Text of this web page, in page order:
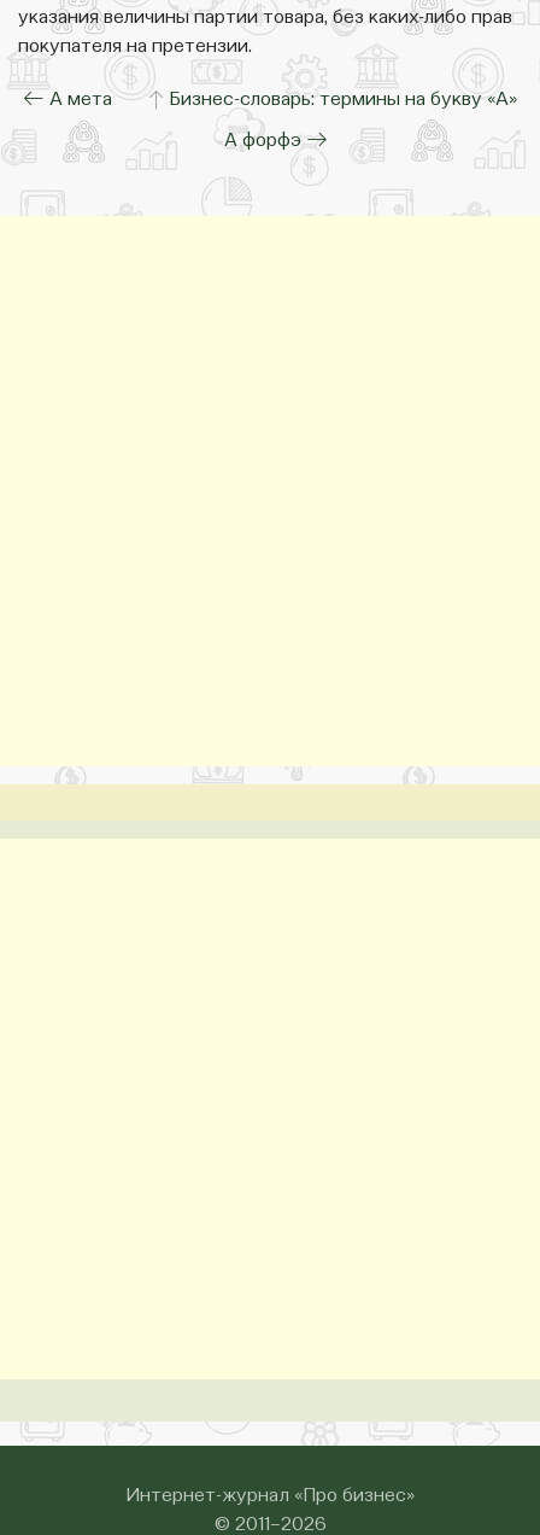
указания величины партии товара, без каких-либо прав
покупателя на претензии.
← А мета ↑ Бизнес-словарь: термины на букву «А»
А форфэ →
Интернет-журнал «Про бизнес»
© 2011–2026